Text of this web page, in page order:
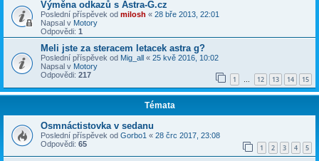
Výměna odkazů s Astra-G.cz
Poslední příspěvek od milosh « 28 bře 2013, 22:01
Napsal v Motory
Odpovědi: 1
Meli jste za steracem letacek astra g?
Poslední příspěvek od Mig_all « 25 kvě 2016, 10:02
Napsal v Motory
Odpovědi: 217 1 … 12 13 14 15
Témata
Osmnáctistovka v sedanu
Poslední příspěvek od Gorbo1 « 28 črc 2017, 23:08
Odpovědi: 65 1 2 3 4 5